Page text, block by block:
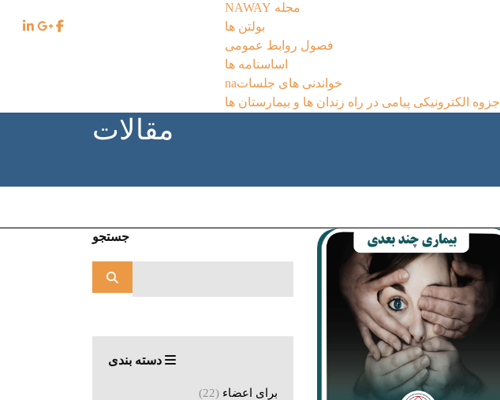
مجله NAWAY
بولتن ها
فصول روابط عمومی
اساسنامه ها
خواندنی های جلساتna
جزوه الکترونیکی پیامی در راه زندان ها و بیمارستان ها
مقالات
جستجو
دسته بندی
برای اعضاء (22)